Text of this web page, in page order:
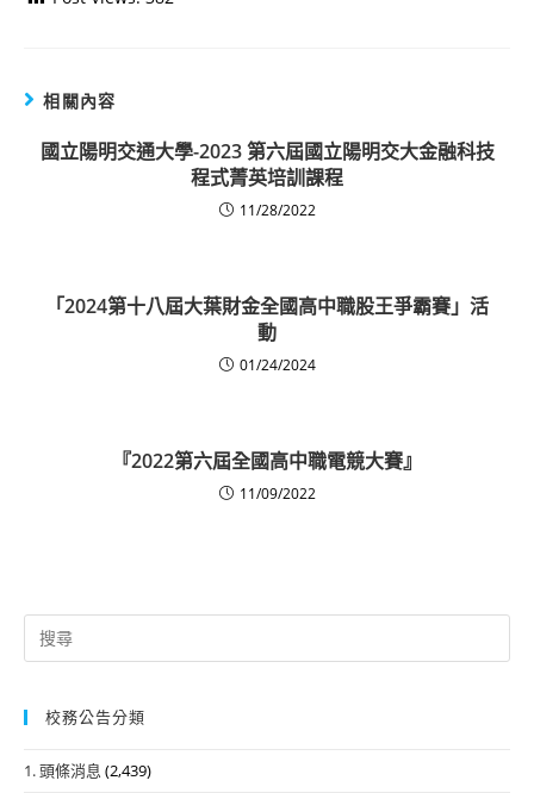
相關內容
國立陽明交通大學-2023 第六屆國立陽明交大金融科技
程式菁英培訓課程
11/28/2022
「2024第十八屆大葉財金全國高中職股王爭霸賽」活
動
01/24/2024
『2022第六屆全國高中職電競大賽』
11/09/2022
Search
for:
校務公告分類
1. 頭條消息 (2,439)